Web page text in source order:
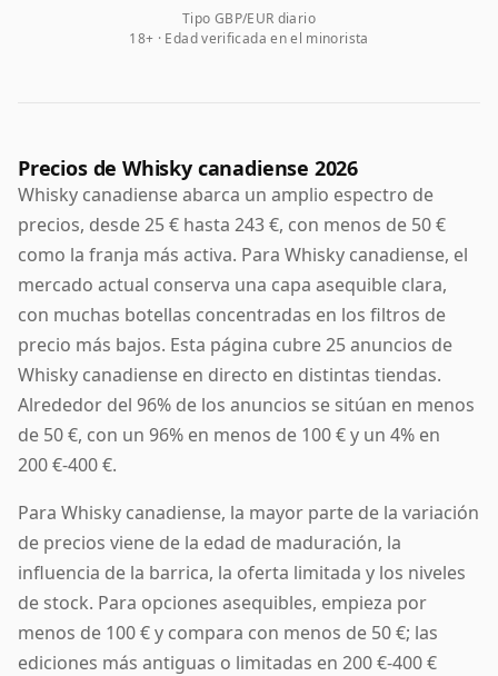
Tipo GBP/EUR diario
18+ · Edad verificada en el minorista
Precios de Whisky canadiense 2026
Whisky canadiense abarca un amplio espectro de
precios, desde 25 € hasta 243 €, con menos de 50 €
como la franja más activa. Para Whisky canadiense, el
mercado actual conserva una capa asequible clara,
con muchas botellas concentradas en los filtros de
precio más bajos. Esta página cubre 25 anuncios de
Whisky canadiense en directo en distintas tiendas.
Alrededor del 96% de los anuncios se sitúan en menos
de 50 €, con un 96% en menos de 100 € y un 4% en
200 €-400 €.
Para Whisky canadiense, la mayor parte de la variación
de precios viene de la edad de maduración, la
influencia de la barrica, la oferta limitada y los niveles
de stock. Para opciones asequibles, empieza por
menos de 100 € y compara con menos de 50 €; las
ediciones más antiguas o limitadas en 200 €-400 €